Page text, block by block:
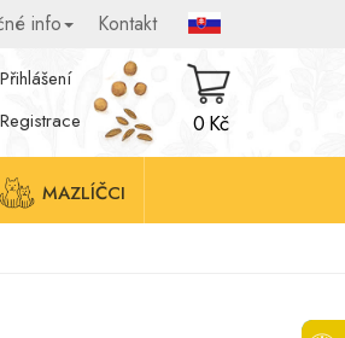
info Kontakt
Přihlášení
Registrace
0 Kč
MAZLÍČCI